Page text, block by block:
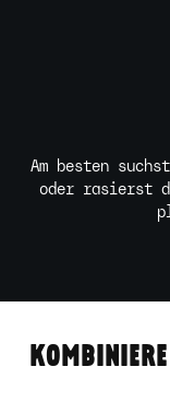
Am besten
oder rasierst